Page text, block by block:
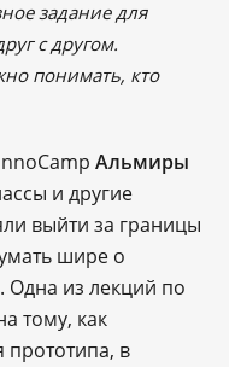
задание для
с другом.
понимать, кто
Альмиры
и другие
выйти за границы
шире о
Одна из лекций по
тому, как
прототипа, в